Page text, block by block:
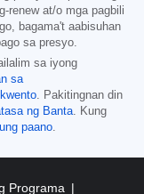
renew at/o mga pagbili
bagama't aabisuhan
sa presyo.
sa iyong
sa
. Pakitingnan din
ng Banta. Kung
paano.
Programa